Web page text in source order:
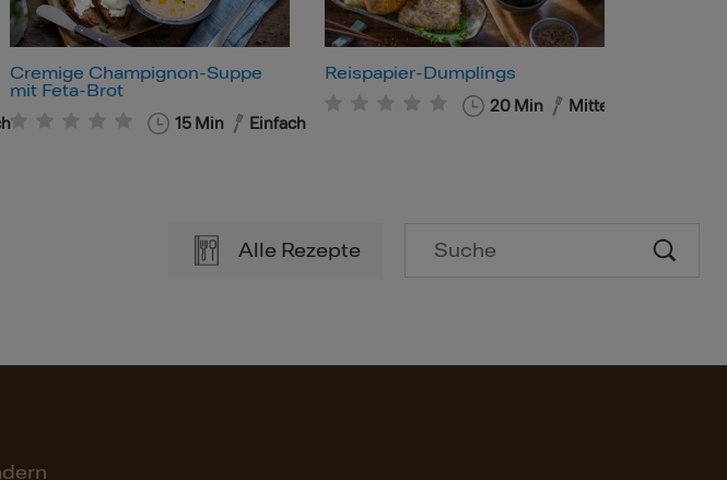
Cremige Champignon-Suppe
mit Feta-Brot
15 Min Einfach
Reispapier-Dumplings
20 Min Mittel
Alle Rezepte